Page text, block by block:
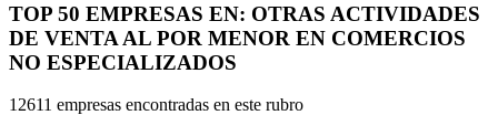
TOP 50 EMPRESAS EN: OTRAS ACTIVIDADES
DE VENTA AL POR MENOR EN COMERCIOS
NO ESPECIALIZADOS
12611 empresas encontradas en este rubro